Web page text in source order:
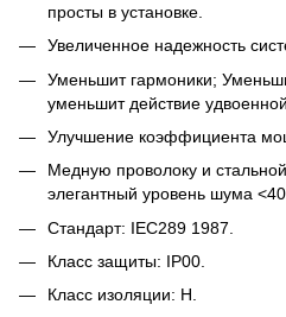
просты в установке.
Увеличенное надежность
Уменьшит гармоники;
уменьшит действие
Улучшение коэффициента
Медную проволоку и
элегантный уровень шума
Стандарт: IEC289 1987.
Класс защиты: IP00.
Класс изоляции: H.